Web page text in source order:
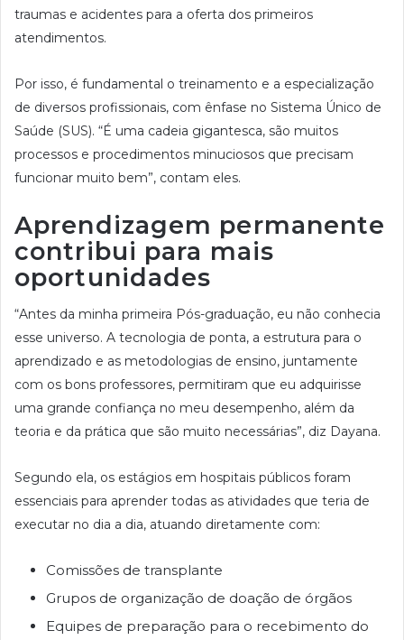
traumas e acidentes para a oferta dos primeiros
atendimentos.
Por isso, é fundamental o treinamento e a especialização
de diversos profissionais, com ênfase no Sistema Único de
Saúde (SUS). “É uma cadeia gigantesca, são muitos
processos e procedimentos minuciosos que precisam
funcionar muito bem”, contam eles.
Aprendizagem permanente
contribui para mais
oportunidades
“Antes da minha primeira Pós-graduação, eu não conhecia
esse universo. A tecnologia de ponta, a estrutura para o
aprendizado e as metodologias de ensino, juntamente
com os bons professores, permitiram que eu adquirisse
uma grande confiança no meu desempenho, além da
teoria e da prática que são muito necessárias”, diz Dayana.
Segundo ela, os estágios em hospitais públicos foram
essenciais para aprender todas as atividades que teria de
executar no dia a dia, atuando diretamente com:
Comissões de transplante
Grupos de organização de doação de órgãos
Equipes de preparação para o recebimento do